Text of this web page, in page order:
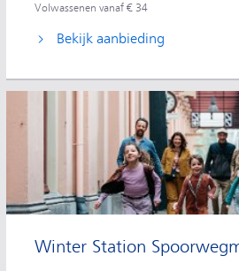
Volwassenen vanaf € 34
Bekijk aanbieding
Winter Station